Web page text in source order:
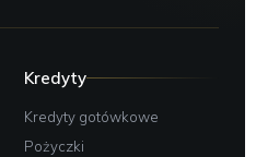
Kredyty
Kredyty gotówkowe
Pożyczki